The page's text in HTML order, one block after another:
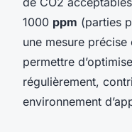
1000 ppm (parties
une mesure
permettre
régulièrement,
environnement